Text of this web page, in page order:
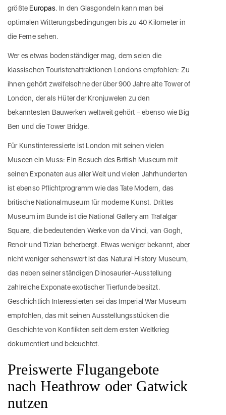
größte Europas. In den Glasgondeln kann man bei
optimalen Witterungsbedingungen bis zu 40 Kilometer in
die Ferne sehen.
Wer es etwas bodenständiger mag, dem seien die
klassischen Touristenattraktionen Londons empfohlen: Zu
ihnen gehört zweifelsohne der über 900 Jahre alte Tower of
London, der als Hüter der Kronjuwelen zu den
bekanntesten Bauwerken weltweit gehört – ebenso wie Big
Ben und die Tower Bridge.
Für Kunstinteressierte ist London mit seinen vielen
Museen ein Muss: Ein Besuch des British Museum mit
seinen Exponaten aus aller Welt und vielen Jahrhunderten
ist ebenso Pflichtprogramm wie das Tate Modern, das
britische Nationalmuseum für moderne Kunst. Drittes
Museum im Bunde ist die National Gallery am Trafalgar
Square, die bedeutenden Werke von da Vinci, van Gogh,
Renoir und Tizian beherbergt. Etwas weniger bekannt, aber
nicht weniger sehenswert ist das Natural History Museum,
das neben seiner ständigen Dinosaurier-Ausstellung
zahlreiche Exponate exotischer Tierfunde besitzt.
Geschichtlich Interessierten sei das Imperial War Museum
empfohlen, das mit seinen Ausstellungsstücken die
Geschichte von Konflikten seit dem ersten Weltkrieg
dokumentiert und beleuchtet.
Preiswerte Flugangebote
nach Heathrow oder Gatwick
nutzen